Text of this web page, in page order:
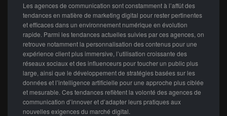
Les agences de communication sont constamment à l’affût des
tendances en matière de marketing digital pour rester pertinentes
et efficaces dans un environnement numérique en évolution
rapide. Parmi les tendances actuelles suivies par ces agences, on
retrouve notamment la personnalisation des contenus pour une
expérience client plus immersive, l’utilisation croissante des
réseaux sociaux et des influenceurs pour toucher un public plus
large, ainsi que le développement de stratégies basées sur les
données et l’intelligence artificielle pour une approche plus ciblée
et mesurable. Ces tendances reflètent la volonté des agences de
communication d’innover et d’adapter leurs pratiques aux
nouvelles exigences du marché digital.